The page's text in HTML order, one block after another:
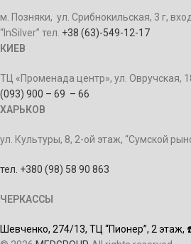
м. Позняки, ул. Срибнокильская, 3 г,
“InSilver” тел. +38 (63)-549-12-17
КИЕВ
ТЦ «Променада центр», ул. Овручская,
(093) 900 – 69 – 66
ХАРЬКОВ
ул. Культуры, 8, 2-ой этаж, “Сумской
тел. +380 (98) 58 90 863
ЧЕРКАССЫ
Шевченко, 274/13, ТЦ “Пионер”, 2 этаж,